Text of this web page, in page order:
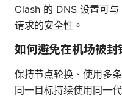
Clash 的 DNS 设置可
请求的安全性。
如何避免在机场被封
保持节点轮换、使用多
同一目标持续使用同一